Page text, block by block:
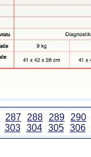
287 288 289 290
303
304 305 306